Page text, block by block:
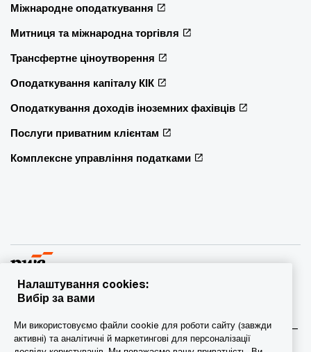
Міжнародне оподаткування
Митниця та міжнародна торгівля
Трансфертне ціноутворення
Оподаткування капіталу КІК
Оподаткування доходів іноземних фахівців
Послуги приватним клієнтам
Комплексне управління податками
учасник/фірми-учасниці мережі PwC, а в деяких випадках –
міжнародна мережа PwC. Кожна фірма мережі є
Налаштування cookies:
Вибір за вами
Ми використовуємо файли cookie для роботи сайту (завжди
активні) та аналітичні й маркетингові для персоналізації